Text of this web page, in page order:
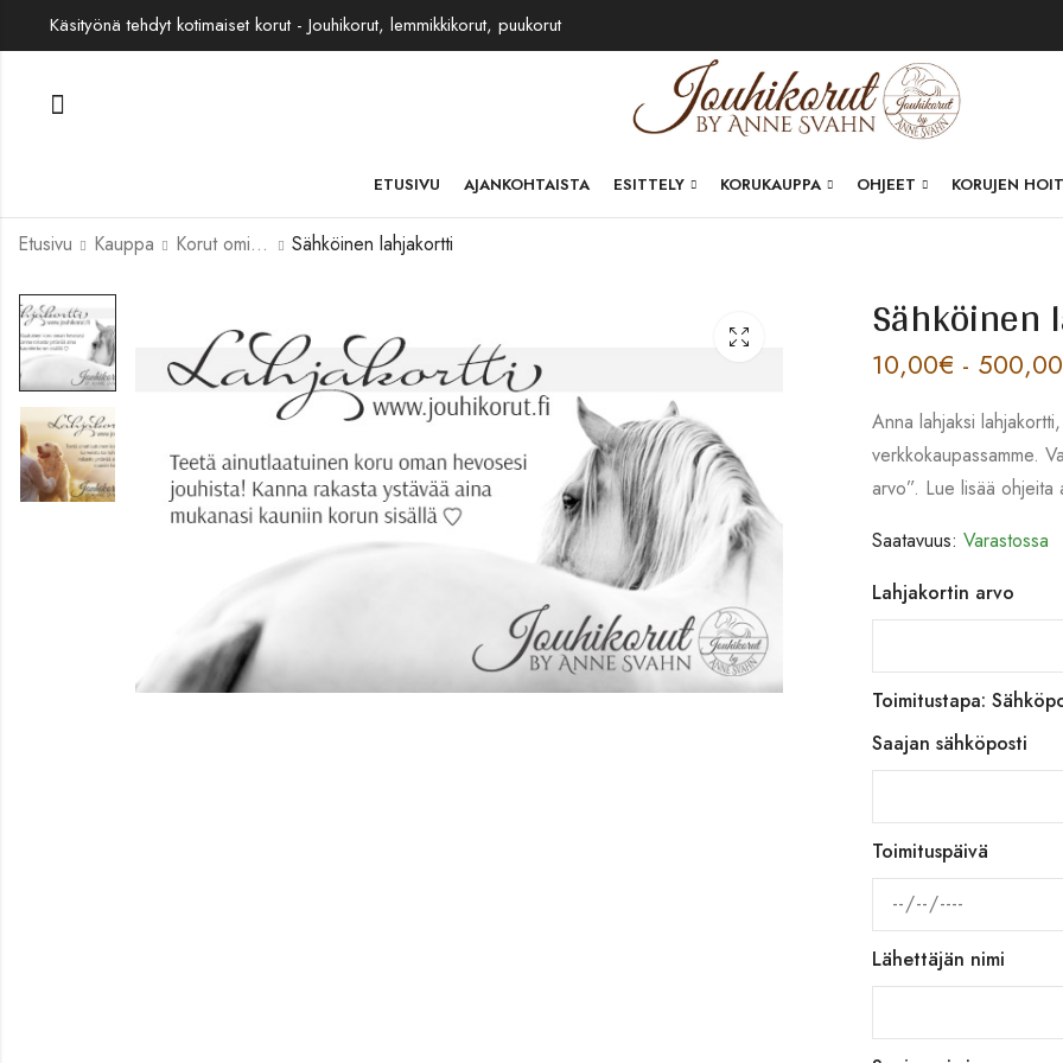
Käsityönä tehdyt kotimaiset korut - Jouhikorut, lemmikkikorut, puukorut
ETUSIVU AJANKOHTAISTA ESITTELY KORUKAUPPA OHJEET KORUJEN
Etusivu Kauppa Korut omista jouhista Sähköinen lahjakortti
10,00€ - 500,00
Anna lahjaksi
verkkokaupassamme.
arvo”. Lue lisää ohjeita
Saatavuus: Varastossa
Lahjakortin arvo
Toimitustapa:
Saajan sähköposti
Toimituspäivä
Lähettäjän nimi